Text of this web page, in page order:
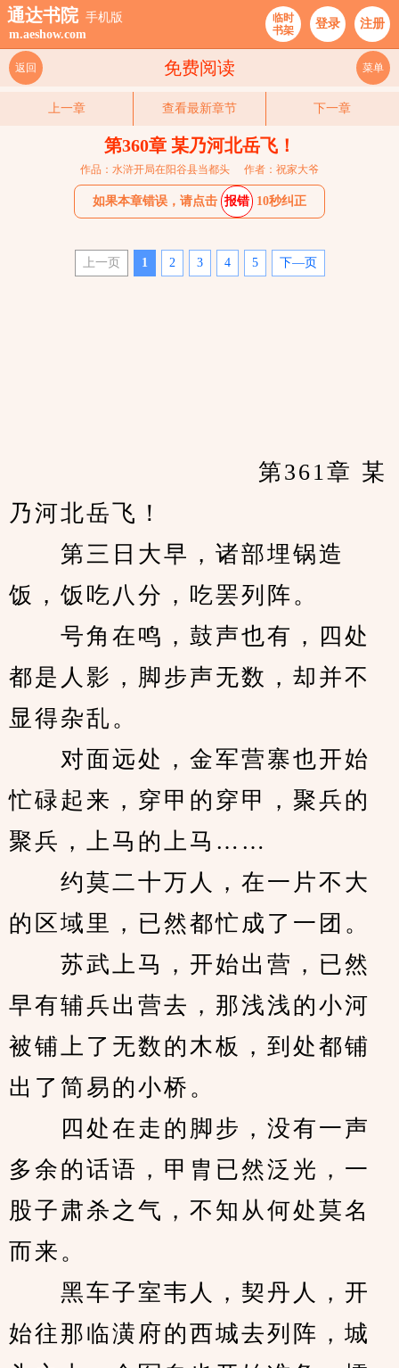
通达书院 手机版
m.aeshow.com
临时
书架
登录 注册
免费阅读
返回 菜单
上一章 查看最新章节 下一章
第360章 某乃河北岳飞！
作品：水浒开局在阳谷县当都头 作者：祝家大爷
如果本章错误，请点击 报错 10秒纠正
上一页 1 2 3 4 5 下—页
乃河北岳飞！
第三日大早，诸部埋锅造
饭，饭吃八分，吃罢列阵。
号角在鸣，鼓声也有，四处
都是人影，脚步声无数，却并不
显得杂乱。
对面远处，金军营寨也开始
忙碌起来，穿甲的穿甲，聚兵的
聚兵，上马的上马……
约莫二十万人，在一片不大
的区域里，已然都忙成了一团。
苏武上马，开始出营，已然
早有辅兵出营去，那浅浅的小河
被铺上了无数的木板，到处都铺
出了简易的小桥。
四处在走的脚步，没有一声
多余的话语，甲胄已然泛光，一
股子肃杀之气，不知从何处莫名
而来。
黑车子室韦人，契丹人，开
始往那临潢府的西城去列阵，城